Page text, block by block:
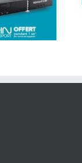
vente privée BBox
demain matin !